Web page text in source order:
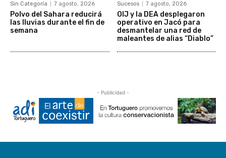
Sin Categoría 7 agosto, 2026
Polvo del Sahara reducirá
las lluvias durante el fin de
semana
Sucesos 7 agosto, 2026
OIJ y la DEA desplegaron
operativo en Jacó para
desmantelar una red de
maleantes de alias “Diablo”
- Publicidad -